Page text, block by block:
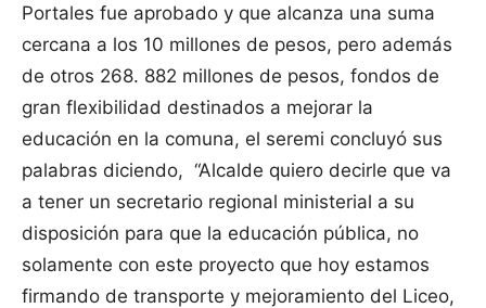
Portales fue aprobado y que alcanza una suma
cercana a los 10 millones de pesos, pero además
de otros 268. 882 millones de pesos, fondos de
gran flexibilidad destinados a mejorar la
educación en la comuna, el seremi concluyó sus
palabras diciendo, “Alcalde quiero decirle que va
a tener un secretario regional ministerial a su
disposición para que la educación pública, no
solamente con este proyecto que hoy estamos
firmando de transporte y mejoramiento del Liceo,